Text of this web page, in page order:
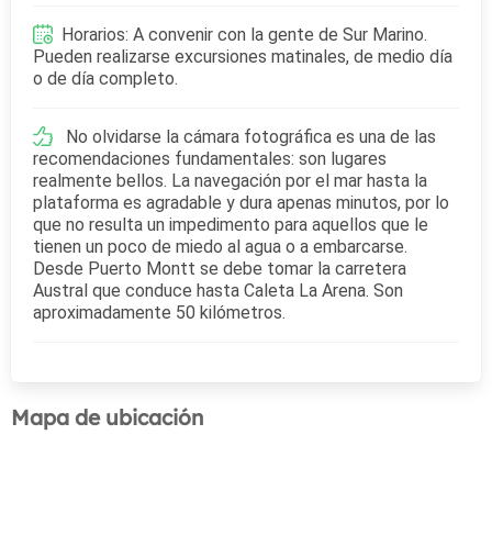
Horarios: A convenir con la gente de Sur Marino.
Pueden realizarse excursiones matinales, de medio día
o de día completo.
No olvidarse la cámara fotográfica es una de las
recomendaciones fundamentales: son lugares
realmente bellos. La navegación por el mar hasta la
plataforma es agradable y dura apenas minutos, por lo
que no resulta un impedimento para aquellos que le
tienen un poco de miedo al agua o a embarcarse.
Desde Puerto Montt se debe tomar la carretera
Austral que conduce hasta Caleta La Arena. Son
aproximadamente 50 kilómetros.
Mapa de ubicación